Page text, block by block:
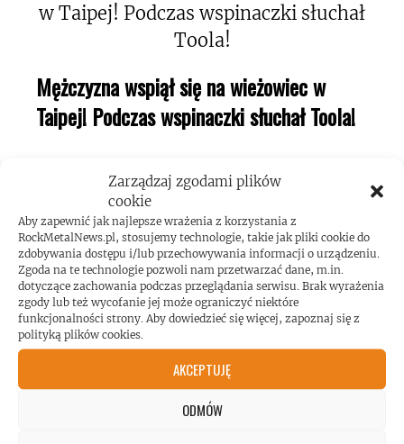
Zarządzaj zgodami plików
cookie
Aby zapewnić jak najlepsze wrażenia z korzystania z
RockMetalNews.pl, stosujemy technologie, takie jak pliki cookie do
zdobywania dostępu i/lub przechowywania informacji o urządzeniu.
Zgoda na te technologie pozwoli nam przetwarzać dane, m.in.
dotyczące zachowania podczas przeglądania serwisu. Brak wyrażenia
zgody lub też wycofanie jej może ograniczyć niektóre
funkcjonalności strony. Aby dowiedzieć się więcej, zapoznaj się z
polityką plików cookies.
AKCEPTUJĘ
ODMÓW
Mężczyzna wspiął się na wieżowiec w
Taipej! Podczas wspinaczki słuchał Toola!
Kerry King o swojej pasji do maszyn
pinball!
Koncert AC/DC przekroczył poziom